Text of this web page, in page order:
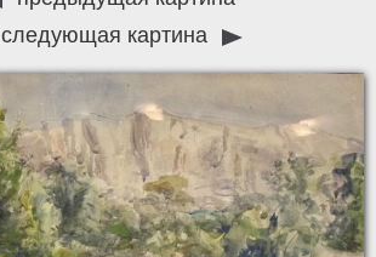
следующая картина